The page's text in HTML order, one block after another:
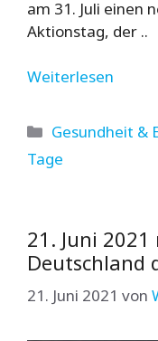
am 31. Juli einen
Aktionstag, der ..
Weiterlesen
Kategorien
Gesundheit &
Tage
21. Juni
Deutschland
21. Juni 2021 von